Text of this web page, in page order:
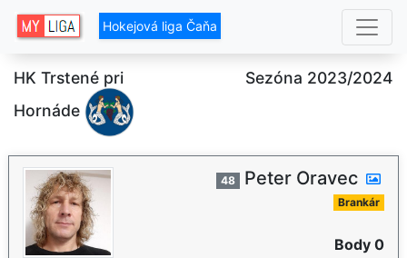
Hokejová liga Čaňa
HK Trstené pri
Hornáde
Sezóna 2023/2024
48 Peter Oravec
Brankár
Body 0